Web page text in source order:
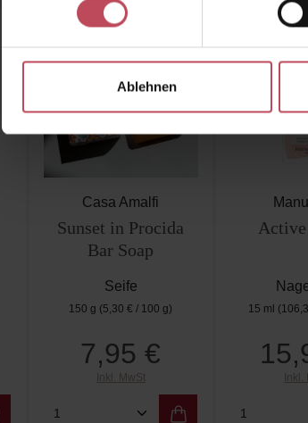
Ablehnen
Gib den gewünschten Wert
Casa Amalfi
Sunset in Procida
Bar Soap
Seife
150 g (5,30 € / 100 g)
Regulärer Preis:
7,95 €
Inkl. MwSt
Produkt Anzahl: Gib den
15 ml
Inkl.